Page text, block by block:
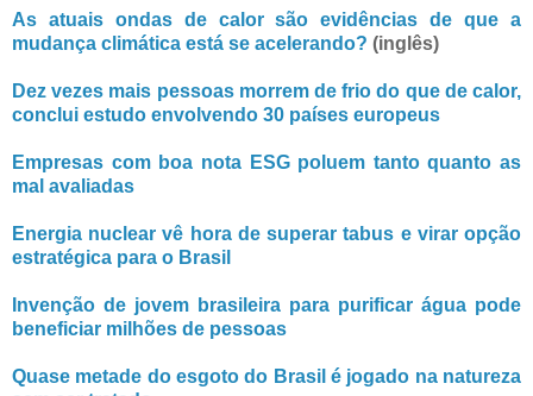
As atuais ondas de calor são evidências de que a
mudança climática está se acelerando? (inglês)
Dez vezes mais pessoas morrem de frio do que de calor,
conclui estudo envolvendo 30 países europeus
Empresas com boa nota ESG poluem tanto quanto as
mal avaliadas
Energia nuclear vê hora de superar tabus e virar opção
estratégica para o Brasil
Invenção de jovem brasileira para purificar água pode
beneficiar milhões de pessoas
Quase metade do esgoto do Brasil é jogado na natureza